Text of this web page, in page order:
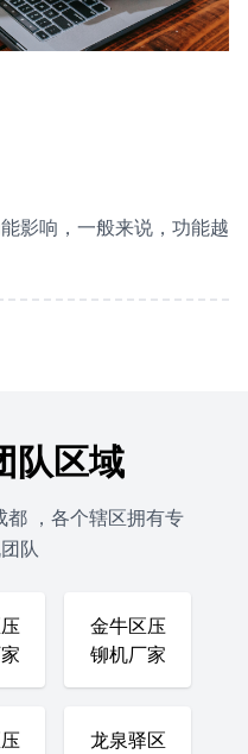
影响，一般来说，功能越
队区域
，各个辖区拥有专
队
金牛区压
铆机厂家
龙泉驿区